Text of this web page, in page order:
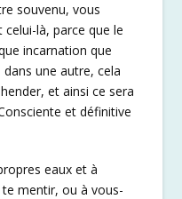
souvenu, vous
là, parce que le
incarnation que
une autre, cela
et ainsi ce sera
et définitive
eaux et à
mentir, ou à vous-